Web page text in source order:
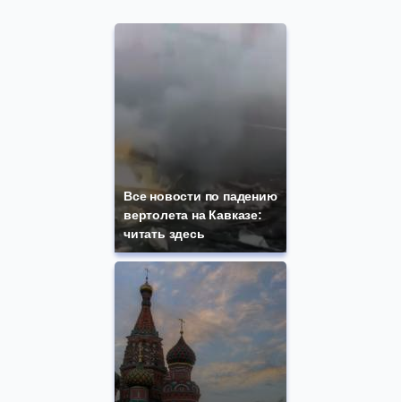
Все новости по падению
вертолета на Кавказе:
читать здесь